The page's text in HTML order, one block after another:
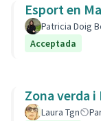
Esport en
Patricia Doig
Acceptada
Zona verda
Laura Tgn